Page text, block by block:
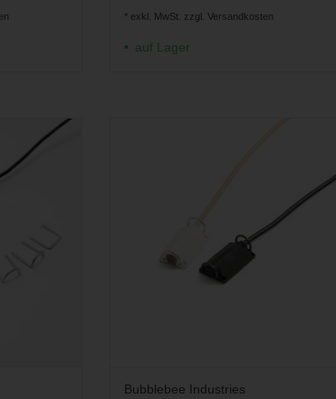
* exkl. MwSt. zzgl. Versandkosten
auf Lager
1 Lavalier-
Bubblebee Industries